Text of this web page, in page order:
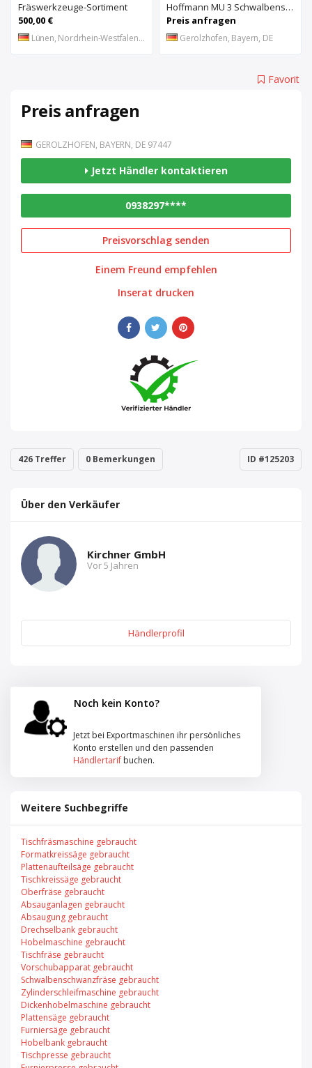
Fräswerkzeuge-Sortiment
500,00 €
Lünen, Nordrhein-Westfalen, DE
Hoffmann MU 3 Schwalbenschwanzfräse
Preis anfragen
Gerolzhofen, Bayern, DE
Favorit
Preis anfragen
GEROLZHOFEN, BAYERN, DE 97447
Jetzt Händler kontaktieren
0938297****
Preisvorschlag senden
Einem Freund empfehlen
Inserat drucken
426 Treffer 0 Bemerkungen ID #125203
Über den Verkäufer
Kirchner GmbH
Vor 5 Jahren
Händlerprofil
Noch kein Konto?
Jetzt bei Exportmaschinen ihr persönliches
Konto erstellen und den passenden
Händlertarif buchen.
Weitere Suchbegriffe
Tischfräsmaschine gebraucht
Formatkreissäge gebraucht
Plattenaufteilsäge gebraucht
Tischkreissäge gebraucht
Oberfräse gebraucht
Absauganlagen gebraucht
Absaugung gebraucht
Drechselbank gebraucht
Hobelmaschine gebraucht
Tischfräse gebraucht
Vorschubapparat gebraucht
Schwalbenschwanzfräse gebraucht
Zylinderschleifmaschine gebraucht
Dickenhobelmaschine gebraucht
Plattensäge gebraucht
Furniersäge gebraucht
Hobelbank gebraucht
Tischpresse gebraucht